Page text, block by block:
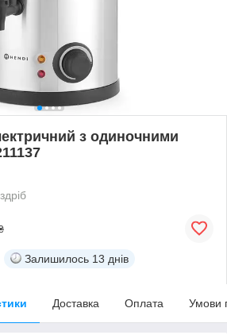
з одиночними
Залишилось 13 днів
Доставка Оплата Умови